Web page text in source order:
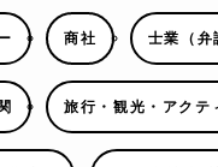
商社 士業（弁
旅行・観光・アクテ